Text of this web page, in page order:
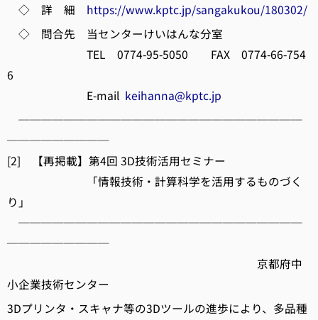
◇ 詳 細 https://www.kptc.jp/sangakukou/180302/
◇ 問合先 当センターけいはんな分室
TEL 0774-95-5050 FAX 0774-66-754
6
E-mail keihanna@kptc.jp
─────────────────────────
─────────
[2] 【再掲載】第4回 3D技術活用セミナー
「情報技術・計算科学を活用するものづく
り」
─────────────────────────
─────────
京都府中
小企業技術センター
3Dプリンタ・スキャナ等の3Dツールの進歩により、多品種